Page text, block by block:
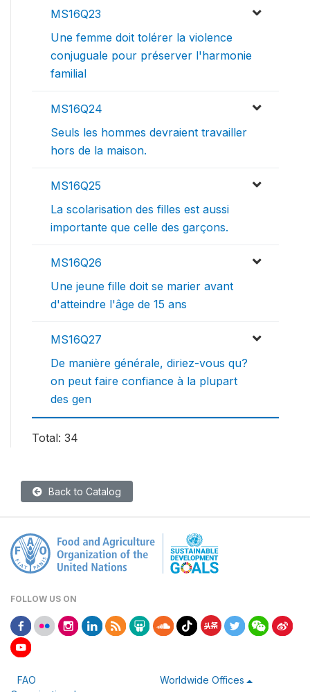
MS16Q23
Une femme doit tolérer la violence
conjuguale pour préserver l'harmonie
familial
MS16Q24
Seuls les hommes devraient travailler
hors de la maison.
MS16Q25
La scolarisation des filles est aussi
importante que celle des garçons.
MS16Q26
Une jeune fille doit se marier avant
d'atteindre l'âge de 15 ans
MS16Q27
De manière générale, diriez-vous qu?
on peut faire confiance à la plupart
des gen
Total: 34
Back to Catalog
FOLLOW US ON
FAO
Worldwide Offices